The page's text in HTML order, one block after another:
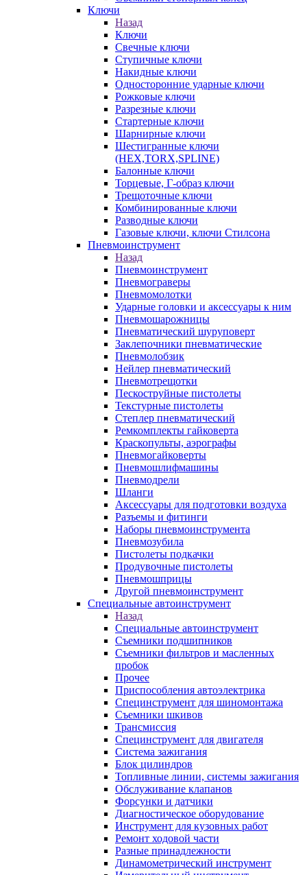
Ключи
Назад
Ключи
Свечные ключи
Ступичные ключи
Накидные ключи
Односторонние ударные ключи
Рожковые ключи
Разрезные ключи
Стартерные ключи
Шарнирные ключи
Шестигранные ключи
(HEX,TORX,SPLINE)
Балонные ключи
Торцевые, Г-образ ключи
Трещоточные ключи
Комбинированные ключи
Разводные ключи
Газовые ключи, ключи Стилсона
Пневмоинструмент
Назад
Пневмоинструмент
Пневмограверы
Пневмомолотки
Ударные головки и аксессуары к ним
Пневмошарожницы
Пневматический шуруповерт
Заклепочники пневматические
Пневмолобзик
Нейлер пневматический
Пневмотрещотки
Пескоструйные пистолеты
Текстурные пистолеты
Степлер пневматический
Ремкомплекты гайковерта
Краскопульты, аэрографы
Пневмогайковерты
Пневмошлифмашины
Пневмодрели
Шланги
Аксессуары для подготовки воздуха
Разъемы и фитинги
Наборы пневмоинструмента
Пневмозубила
Пистолеты подкачки
Продувочные пистолеты
Пневмошприцы
Другой пневмоинструмент
Специальные автоинструмент
Назад
Специальные автоинструмент
Съемники подшипников
Съемники фильтров и масленных
пробок
Прочее
Приспособления автоэлектрика
Специнструмент для шиномонтажа
Съемники шкивов
Трансмиссия
Специнструмент для двигателя
Система зажигания
Блок цилиндров
Топливные линии, системы зажигания
Обслуживание клапанов
Форсунки и датчики
Диагностическое оборудование
Инструмент для кузовных работ
Ремонт ходовой части
Разные принадлежности
Динамометрический инструмент